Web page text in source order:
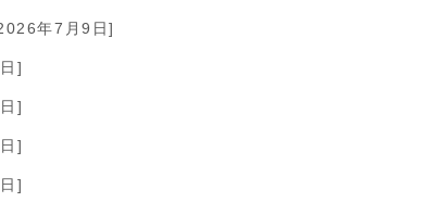
年7月9日]
]
]
]
]